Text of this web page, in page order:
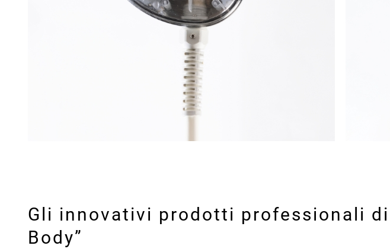
Gli innovativi prodotti professionali
Body”